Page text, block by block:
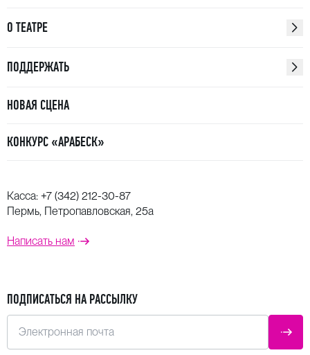
О ТЕАТРЕ
ПОДДЕРЖАТЬ
НОВАЯ СЦЕНА
КОНКУРС «АРАБЕСК»
Касса: +7 (342) 212-30-87
Пермь, Петропавловская, 25а
Написать нам
ПОДПИСАТЬСЯ НА РАССЫЛКУ
Электронная почта